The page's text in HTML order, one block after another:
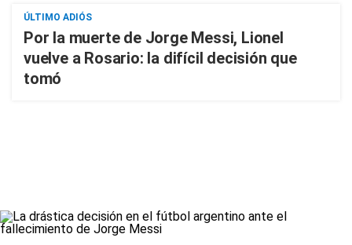
ÚLTIMO ADIÓS
Por la muerte de Jorge Messi, Lionel
vuelve a Rosario: la difícil decisión que
tomó